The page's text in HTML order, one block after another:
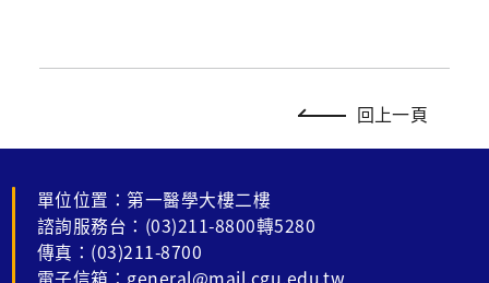
回上一頁
單位位置：第一醫學大樓二樓
諮詢服務台：(03)211-8800轉5280
傳真：(03)211-8700